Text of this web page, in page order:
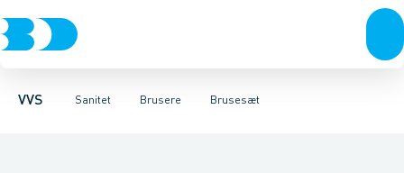
VVS Sanitet
Rør & fittingsPressfittings & rørKuglehaner & ventiler
Brusere
Toiletter, sæder og cisterner VaskeArmaturer
Brusesæt
HåndbrusereBruseslanger BrusesætBrusestænger